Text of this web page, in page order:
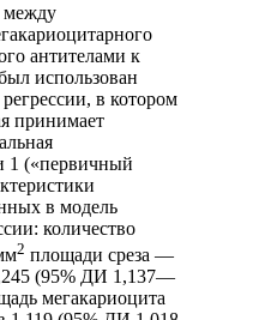
между
антителами к
использован
в котором
принимает
1 («первичный
в модель
количество
2 площади среза —
(95% ДИ 1,137—
мегакариоцита